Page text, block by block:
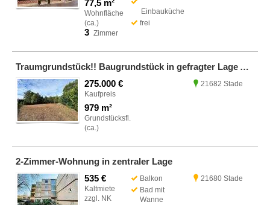
77,5 m²
Wohnfläche
(ca.)
3 Zimmer
Einbauküche
frei
Traumgrundstück!! Baugrundstück in gefragter Lage Am Erlenteich
275.000 €
Kaufpreis
979 m²
Grundstücksfl.
(ca.)
21682 Stade
2-Zimmer-Wohnung in zentraler Lage
535 €
Kaltmiete
zzgl. NK
Balkon
Bad mit
Wanne
21680 Stade